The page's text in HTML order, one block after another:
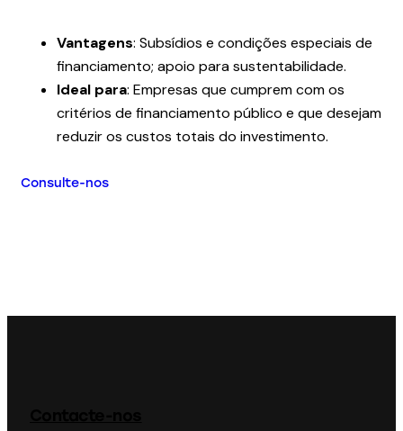
Vantagens: Subsídios e condições especiais de
financiamento; apoio para sustentabilidade.
Ideal para: Empresas que cumprem com os
critérios de financiamento público e que desejam
reduzir os custos totais do investimento.
Consulte-nos